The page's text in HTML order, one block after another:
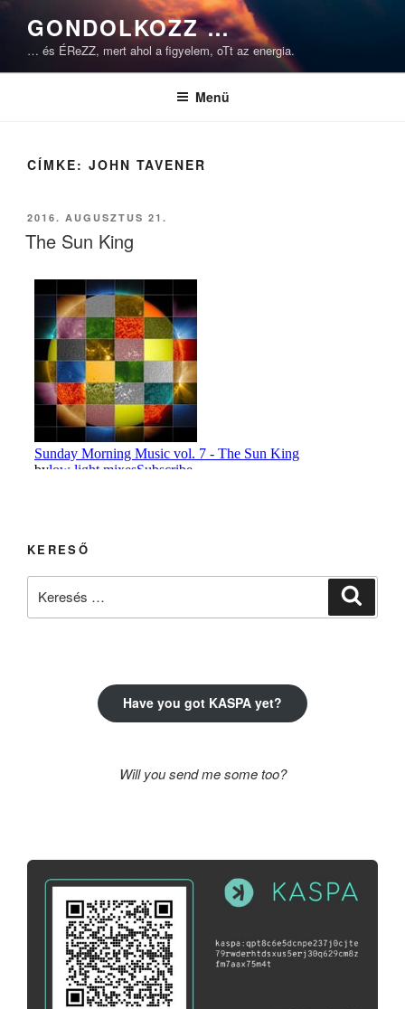
Tartalomhoz
GONDOLKOZZ …
… és ÉReZZ, mert ahol a figyelem, oTt az energia.
Menü
CÍMKE: JOHN TAVENER
BEKÜLDVE:
2016. AUGUSZTUS 21.
The Sun King
KERESŐ
Have you got KASPA yet?
Will you send me some too?